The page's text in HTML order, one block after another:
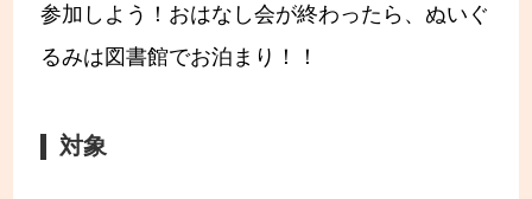
参加しよう！おはなし会が終わったら、ぬいぐ
るみは図書館でお泊まり！！
対象